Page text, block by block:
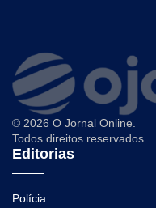
© 2026 O Jornal Online.
Todos direitos reservados.
Editorias
Polícia